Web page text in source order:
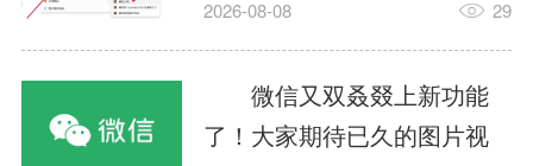
AutodeskAutoCAD2014。2.
等AutodeskAutoCAD2014的
安装程序加载完毕。3.选择添
加/...
子、建筑、服装等多个工程
与设计领域。作为行业标准
工具之一，它提供了强大的
2026-08-08 29
微信又双叒叕上新功能
了！大家期待已久的图片视